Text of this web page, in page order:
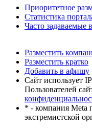
Приоритетное
Статистика
Часто задаваемые
Разместить
Разместить кратко
Добавить в афишу
Сайт использует
Пользователей
* - компания Meta
экстремистской